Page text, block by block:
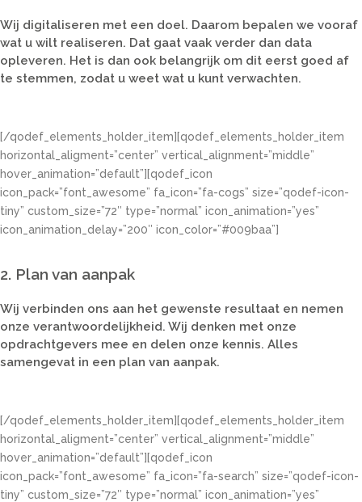
Wij digitaliseren met een doel. Daarom bepalen we vooraf
wat u wilt realiseren. Dat gaat vaak verder dan data
opleveren. Het is dan ook belangrijk om dit eerst goed af
te stemmen, zodat u weet wat u kunt verwachten.
[/qodef_elements_holder_item][qodef_elements_holder_item
horizontal_aligment=”center” vertical_alignment=”middle”
hover_animation=”default”][qodef_icon
icon_pack=”font_awesome” fa_icon=”fa-cogs” size=”qodef-icon-
tiny” custom_size=”72″ type=”normal” icon_animation=”yes”
icon_animation_delay=”200″ icon_color=”#009baa”]
2. Plan van aanpak
Wij verbinden ons aan het gewenste resultaat en nemen
onze verantwoordelijkheid. Wij denken met onze
opdrachtgevers mee en delen onze kennis. Alles
samengevat in een plan van aanpak.
[/qodef_elements_holder_item][qodef_elements_holder_item
horizontal_aligment=”center” vertical_alignment=”middle”
hover_animation=”default”][qodef_icon
icon_pack=”font_awesome” fa_icon=”fa-search” size=”qodef-icon-
tiny” custom_size=”72″ type=”normal” icon_animation=”yes”